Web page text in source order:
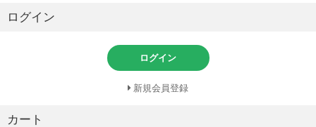
ログイン
ログイン
新規会員登録
カート